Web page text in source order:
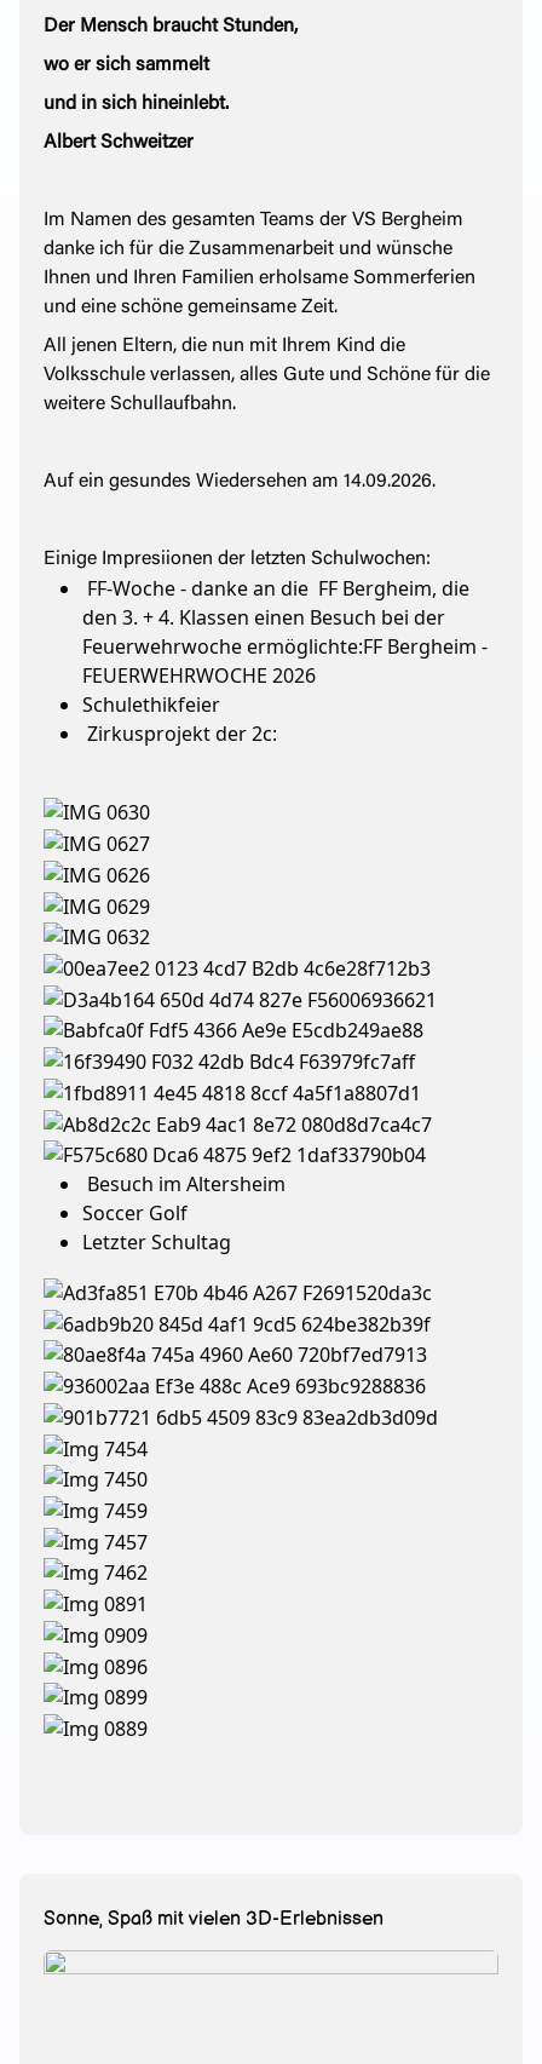
Der Mensch braucht Stunden,
wo er sich sammelt
und in sich hineinlebt.
Albert Schweitzer
Im Namen des gesamten Teams der VS Bergheim
danke ich für die Zusammenarbeit und wünsche
Ihnen und Ihren Familien erholsame Sommerferien
und eine schöne gemeinsame Zeit.
All jenen Eltern, die nun mit Ihrem Kind die
Volksschule verlassen, alles Gute und Schöne für die
weitere Schullaufbahn.
Auf ein gesundes Wiedersehen am 14.09.2026.
Einige Impresiionen der letzten Schulwochen:
FF-Woche - danke an die FF Bergheim, die
den 3. + 4. Klassen einen Besuch bei der
Feuerwehrwoche ermöglichte:FF Bergheim -
FEUERWEHRWOCHE 2026
Schulethikfeier
Zirkusprojekt der 2c:
Besuch im Altersheim
Soccer Golf
Letzter Schultag
Sonne, Spaß mit vielen 3D-Erlebnissen